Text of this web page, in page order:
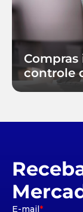
controle